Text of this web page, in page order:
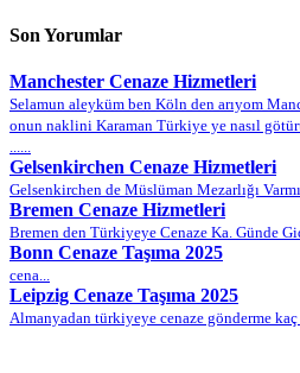
Son Yorumlar
Manchester Cenaze Hizmetleri
Selamun aleyküm ben Köln den arıyom
onun naklini Karaman Türkiye ye nasıl
Gelsenkirchen Cenaze Hizmetleri
Gelsenkirchen de Müslüman Mezarlığı
Bremen Cenaze Hizmetleri
Bremen den Türkiyeye Cenaze Ka. Günde
Bonn Cenaze Taşıma 2025
cena...
Leipzig Cenaze Taşıma 2025
Almanyadan türkiyeye cenaze gönderme kaç